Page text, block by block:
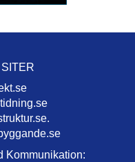
Kommunikation: